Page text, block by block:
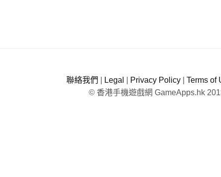
聯絡我們 Legal Privacy Policy| Terms of
© 香港手機遊戲網 GameApps.hk